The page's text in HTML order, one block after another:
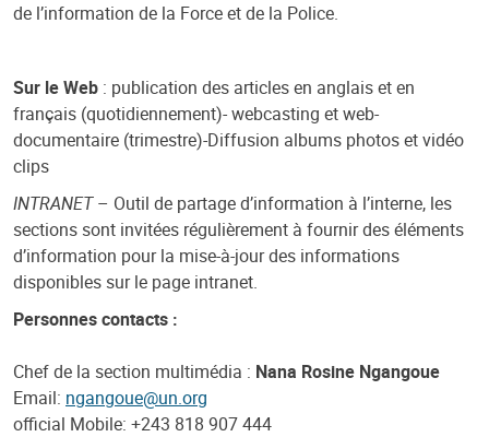
de l’information de la Force et de la Police.
Sur le Web : publication des articles en anglais et en
français (quotidiennement)- webcasting et web-
documentaire (trimestre)-Diffusion albums photos et vidéo
clips
INTRANET– Outil de partage d’information à l’interne, les
sections sont invitées régulièrement à fournir des éléments
d’information pour la mise-à-jour des informations
disponibles sur le page intranet.
Personnes contacts :
Chef de la section multimédia : Nana Rosine Ngangoue
Email: ngangoue@un.org
official Mobile: +243 818 907 444